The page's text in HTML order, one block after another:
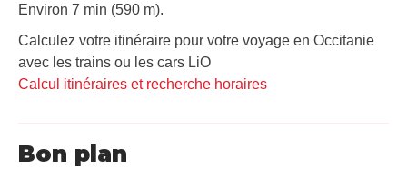
Environ 7 min (590 m).
Calculez votre itinéraire pour votre voyage en Occitanie
avec les trains ou les cars LiO
Calcul itinéraires et recherche horaires
Bon plan